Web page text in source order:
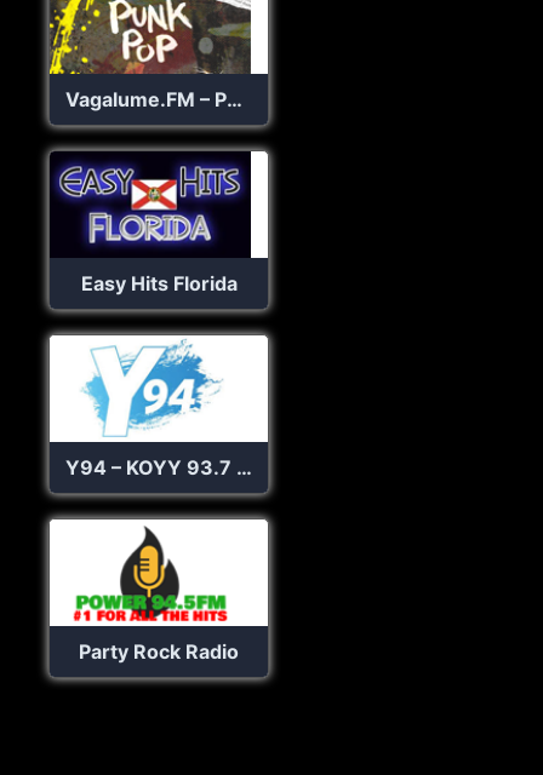
Vagalume.FM – Punk Pop
Easy Hits Florida
Y94 – KOYY 93.7 FM
Party Rock Radio